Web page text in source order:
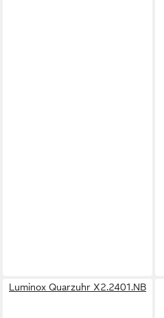
Luminox Quarzuhr X2.2401.NB